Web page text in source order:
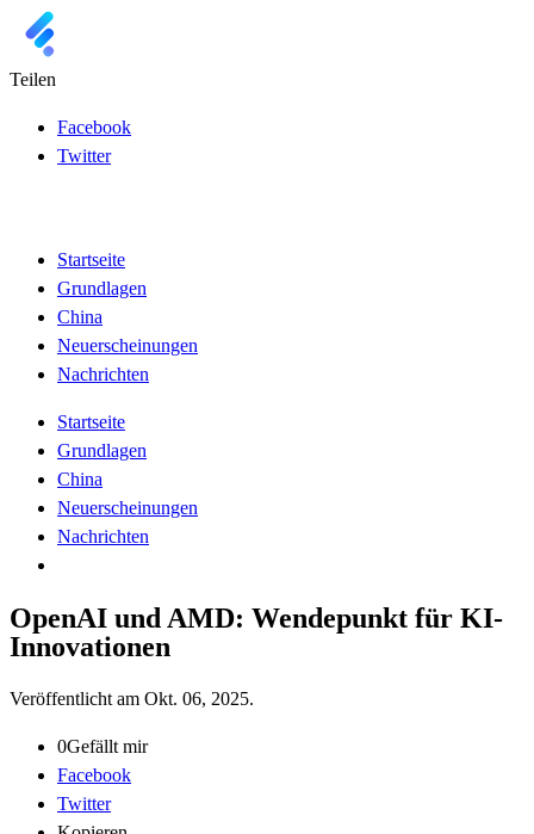
Teilen
Facebook
Twitter
Startseite
Grundlagen
China
Neuerscheinungen
Nachrichten
Startseite
Grundlagen
China
Neuerscheinungen
Nachrichten
OpenAI und AMD: Wendepunkt für KI-
Innovationen
Veröffentlicht am Okt. 06, 2025.
0Gefällt mir
Facebook
Twitter